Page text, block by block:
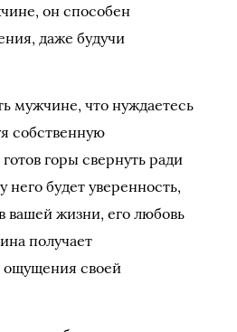
он способен
даже будучи
мужчине, что нуждаетесь
собственную
горы свернуть ради
будет уверенность,
вашей жизни, его любовь
получает
ощущения своей